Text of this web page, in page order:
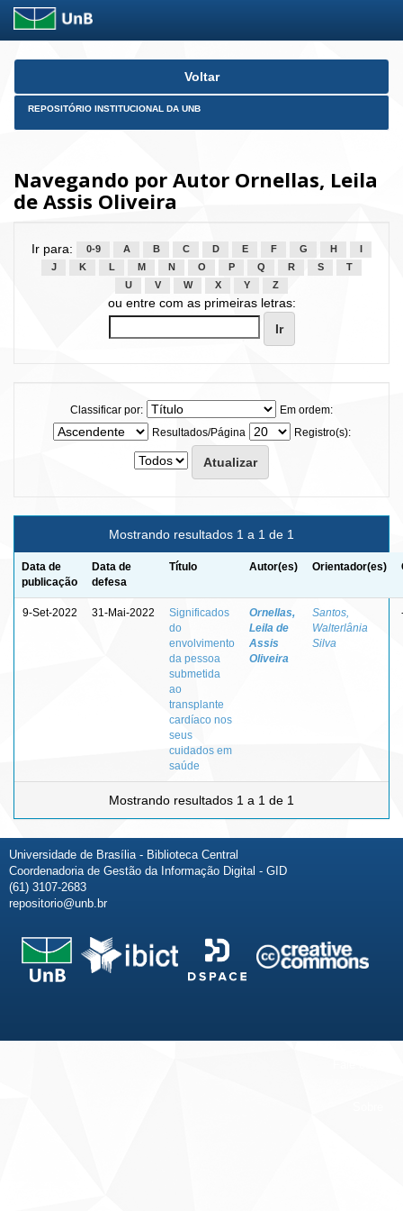
Skip
Voltar
REPOSITÓRIO INSTITUCIONAL DA UNB
Navegando por Autor Ornellas, Leila
de Assis Oliveira
Ir para: 0-9 A B C D E F G H
J
K L M N O P Q R S
T
U
V W X Y Z
ou entre com as primeiras letras:
Classificar por:
Em ordem:
Resultados/Página
Registro(s):
Mostrando resultados 1 a 1 de 1
Data de
publicação
Data de
defesa
Título Autor(es) Orientador(es)
9-Set-2022 31-Mai-2022
Significados
do
envolvimento
da pessoa
submetida
ao
transplante
cardíaco nos
seus
cuidados em
saúde
Ornellas,
Leila de
Assis
Oliveira
Santos,
Walterlânia
Silva
Mostrando resultados 1 a 1 de 1
Universidade de Brasília - Biblioteca Central
Coordenadoria de Gestão da Informação Digital - GID
(61) 3107-2683
repositorio@unb.br